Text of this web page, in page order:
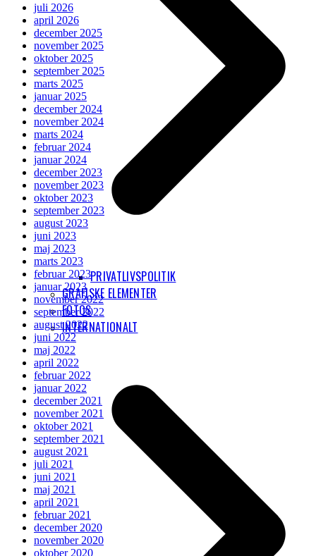
PRIVATLIVSPOLITIK
GRAFISKE ELEMENTER
FOTOS
INTERNATIONALT
juli 2026
april 2026
december 2025
november 2025
oktober 2025
september 2025
marts 2025
januar 2025
december 2024
november 2024
marts 2024
februar 2024
januar 2024
december 2023
november 2023
oktober 2023
september 2023
august 2023
juni 2023
maj 2023
marts 2023
februar 2023
januar 2023
november 2022
september 2022
august 2022
juni 2022
maj 2022
april 2022
februar 2022
januar 2022
december 2021
november 2021
oktober 2021
september 2021
august 2021
juli 2021
juni 2021
maj 2021
april 2021
februar 2021
december 2020
november 2020
oktober 2020